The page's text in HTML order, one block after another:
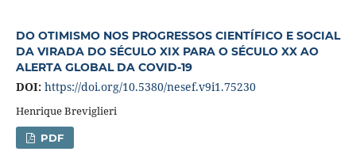
DO OTIMISMO NOS PROGRESSOS CIENTÍFICO E SOCIAL
DA VIRADA DO SÉCULO XIX PARA O SÉCULO XX AO
ALERTA GLOBAL DA COVID-19
DOI: https://doi.org/10.5380/nesef.v9i1.75230
Henrique Breviglieri
PDF